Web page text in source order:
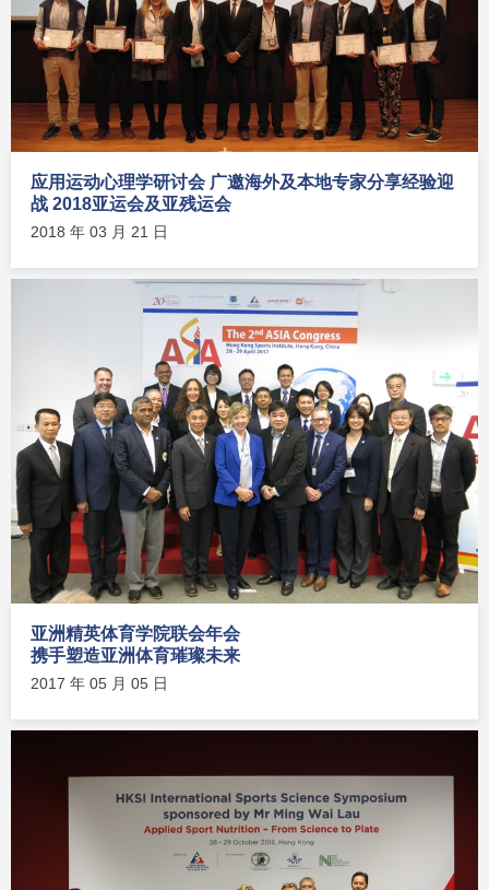
应用运动心理学研讨会 广邀海外及本地专家分享经验迎
战 2018亚运会及亚残运会
2018 年 03 月 21 日
亚洲精英体育学院联会年会
携手塑造亚洲体育璀璨未来
2017 年 05 月 05 日